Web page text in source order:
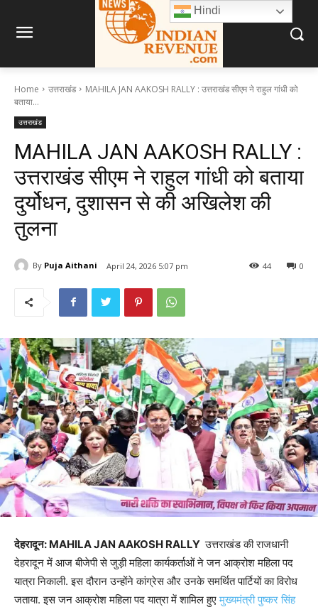
Home उत्तराखंड
MAHILA JAN AAKOSH RALLY : उत्तराखंड सीएम ने राहुल गांधी को
बताया...
उत्तराखंड
MAHILA JAN AAKOSH RALLY :
उत्तराखंड सीएम ने राहुल गांधी को बताया
दुर्योधन, दुशासन से की अखिलेश की
तुलना
By Puja Aithani April 24, 2026 5:07 pm 0
44
देहरादून: MAHILA JAN AAKOSH RALLY उत्तराखंड की राजधानी
देहरादून में आज बीजेपी से जुड़ी महिला कार्यकर्ताओं ने जन आक्रोश महिला पद
यात्रा निकाली. इस दौरान उन्होंने कांग्रेस और उनके समर्थित पार्टियों का विरोध
जताया. इस जन आक्रोश महिला पद यात्रा में शामिल हुएमुख्यमंत्री पुष्कर सिंह
Hindi